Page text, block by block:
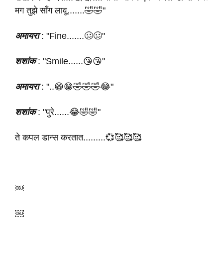
मग तुझे साँग लावू.......🤣🤣"
अमायरा: "Fine.......🥴🥴"
शशांक: "Smile......😘😘"
अमायरा: "..😁😁🤣🤣🤣😂"
शशांक: "पुरे......😂🤣🤣"
ते कपल डान्स करतात.........💞🥰🥰🥰
￼
￼